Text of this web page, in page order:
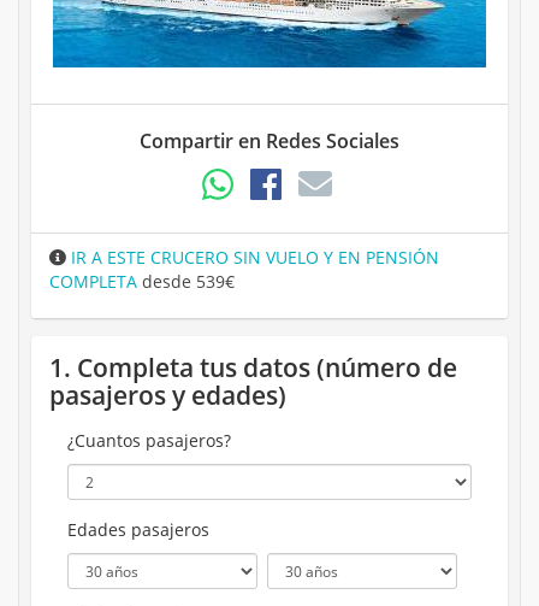
Compartir en Redes Sociales
IR A ESTE CRUCERO SIN VUELO Y EN PENSIÓN
COMPLETA desde 539€
1. Completa tus datos (número de
pasajeros y edades)
¿Cuantos pasajeros?
Edades pasajeros